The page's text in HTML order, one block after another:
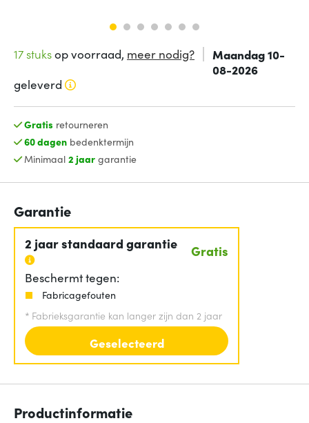
17 stuksop voorraad, meer nodig?
Maandag 10-
08-2026
geleverd
Gratis retourneren
60 dagenbedenktermijn
Minimaal 2 jaargarantie
Garantie
2 jaar standaard garantie Gratis
Beschermt tegen:
Fabricagefouten
* Fabrieksgarantie kan langer zijn dan 2 jaar
Geselecteerd
Productinformatie